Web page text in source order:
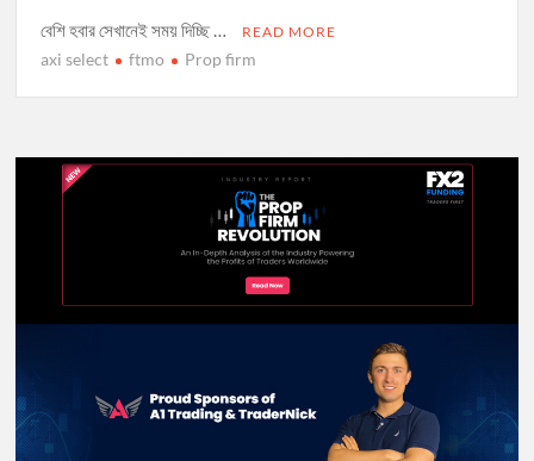
বেশি হবার সেখানেই সময় দিচ্ছি …
READ MORE
axi select ftmo Prop firm